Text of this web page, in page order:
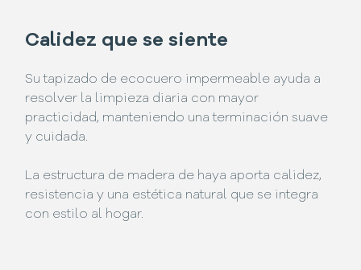
Calidez que se siente
Su tapizado de ecocuero impermeable ayuda a
resolver la limpieza diaria con mayor
practicidad, manteniendo una terminación suave
y cuidada.
La estructura de madera de haya aporta calidez,
resistencia y una estética natural que se integra
con estilo al hogar.